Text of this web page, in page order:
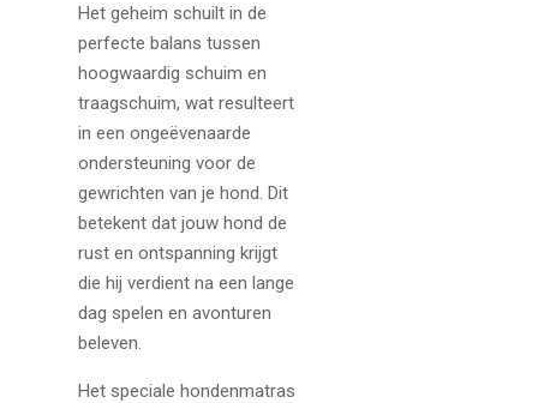
Het geheim schuilt in de
perfecte balans tussen
hoogwaardig schuim en
traagschuim, wat resulteert
in een ongeëvenaarde
ondersteuning voor de
gewrichten van je hond. Dit
betekent dat jouw hond de
rust en ontspanning krijgt
die hij verdient na een lange
dag spelen en avonturen
beleven.
Het speciale hondenmatras